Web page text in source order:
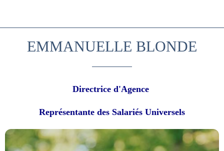
EMMANUELLE BLONDE
Directrice d'Agence
Représentante des Salariés Universels